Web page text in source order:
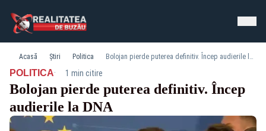
Acasă Știri Politica Bolojan pierde puterea definitiv. Încep audierile la DNA
POLITICA· 1 min citire
Bolojan pierde puterea definitiv. Încep
audierile la DNA